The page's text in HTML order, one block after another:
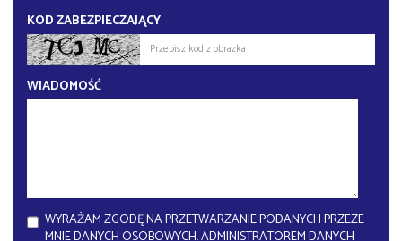
KOD ZABEZPIECZAJĄCY
WIADOMOŚĆ
WYRAŻAM ZGODĘ NA PRZETWARZANIE PODANYCH PRZEZE